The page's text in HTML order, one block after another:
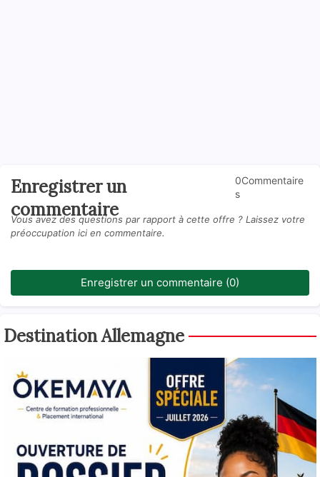
Enregistrer un
commentaire
0Commentaire
s
Vous avez des questions par rapport à cette offre ? Laissez votre
préoccupation ici en commentaire.
Enregistrer un commentaire (0)
Destination Allemagne